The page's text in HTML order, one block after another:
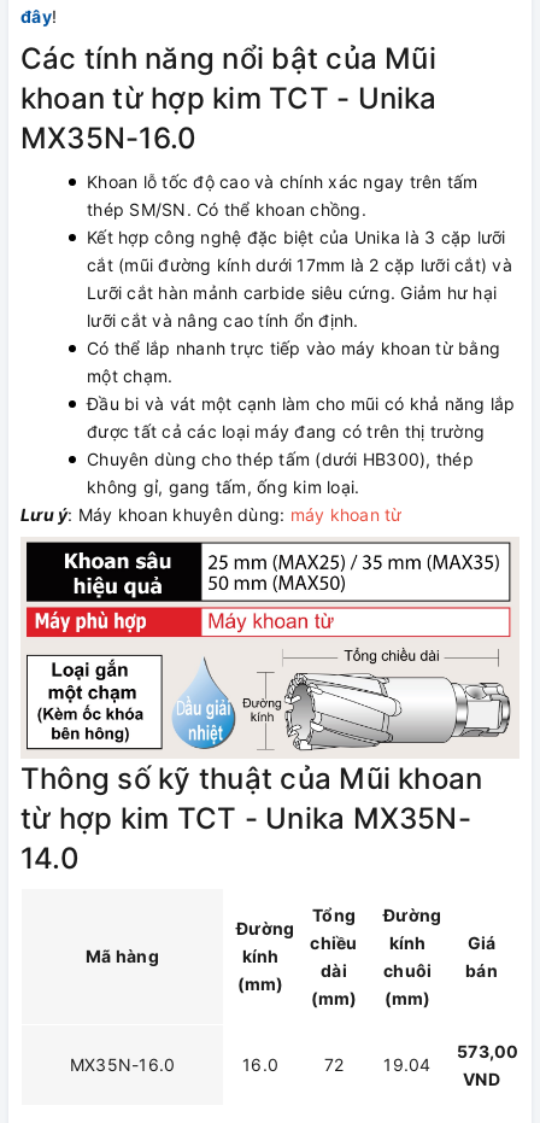
đây!
Các tính năng nổi bật của Mũi
khoan từ hợp kim TCT - Unika
MX35N-16.0
Khoan lỗ tốc độ cao và chính xác ngay trên tấm
thép SM/SN. Có thể khoan chồng.
Kết hợp công nghệ đặc biệt của Unika là 3 cặp lưỡi
cắt (mũi đường kính dưới 17mm là 2 cặp lưỡi cắt) và
Lưỡi cắt hàn mảnh carbide siêu cứng. Giảm hư hại
lưỡi cắt và nâng cao tính ổn định.
Có thể lắp nhanh trực tiếp vào máy khoan từ bằng
một chạm.
Đầu bi và vát một cạnh làm cho mũi có khả năng lắp
được tất cả các loại máy đang có trên thị trường
Chuyên dùng cho thép tấm (dưới HB300), thép
không gỉ, gang tấm, ống kim loại.
Lưu ý: Máy khoan khuyên dùng: máy khoan từ
Thông số kỹ thuật của Mũi khoan
từ hợp kim TCT - Unika MX35N-
14.0
Mã hàng
Đường
kính
(mm)
Tổng
chiều
dài
(mm)
Đường
kính
chuôi
(mm)
Giá
bán
MX35N-16.0 16.0 72 19.04
573,000
VND